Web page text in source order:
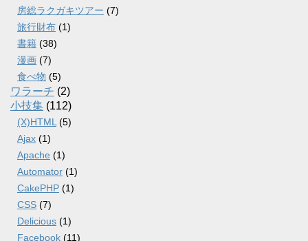
房総ラクガキツアー (7)
旅行財布 (1)
書籍 (38)
漫画 (7)
食べ物 (5)
ワラーチ (2)
小技集 (112)
(X)HTML (5)
Ajax (1)
Apache (1)
Automator (1)
CakePHP (1)
CSS (7)
Delicious (1)
Facebook (11)